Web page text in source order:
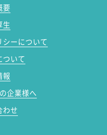
要
生
ーについて
ついて
報
企業様へ
わせ